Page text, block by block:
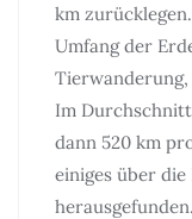
km
Umfang der
Im
dann 520 km
einiges über